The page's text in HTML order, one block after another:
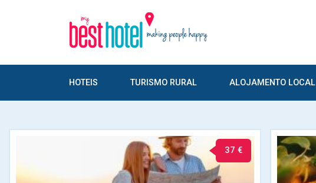
HOTEIS TURISMO RURAL ALOJAMENTO LOCAL
37 €